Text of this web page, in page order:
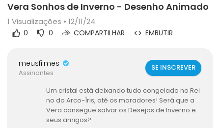
Vera Sonhos de Inverno - Desenho Animado
1 Visualizações • 12/11/24
0 0 COMPARTILHAR EMBUTIR
meusfilmes
Assinantes
SE INSCREVER
Um cristal está deixando tudo congelado no Rei
no do Arco-Íris, até os moradores! Será que a
Vera consegue salvar os Desejos de Inverno e
seus amigos?